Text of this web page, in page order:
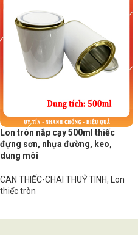
Lon tròn nắp cạy 500ml thiếc
đựng sơn, nhựa đường, keo,
dung môi
CAN THIẾC-CHAI THUỶ TINH, Lon
thiếc tròn